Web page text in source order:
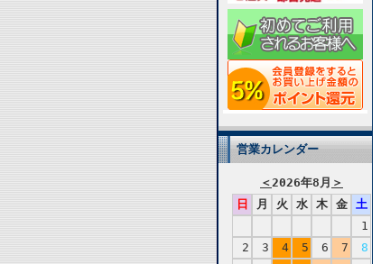
営業カレンダー
＜2026年8月 ＞
日
月 火 水 木 金
土
1
2
3 4 5 6 7
8